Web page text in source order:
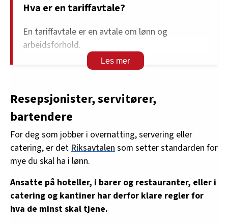
Hva er en tariffavtale?
En tariffavtale er en avtale om lønn og
arbeidsforhold.
Den gjelder for en bestemt bransje, for eksempel
Avtalen blir laget mellom fagforeninger og
arbeidsgiverorganisasjoner.
Sjefen må skrive under hvis avtalen skal gjelde
der du jobber.
Resepsjonister, servitører,
bartendere
For deg som jobber i overnatting, servering eller
catering, er det Riksavtalen som setter standarden for
mye du skal ha i lønn.
Ansatte på hoteller, i barer og restauranter, eller i
catering og kantiner har derfor klare regler for
hva de minst skal tjene.